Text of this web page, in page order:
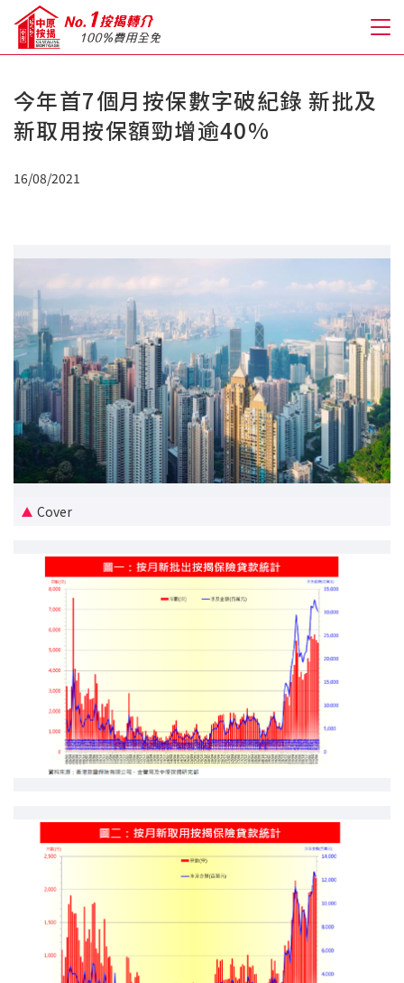
關於我們
免費開戶轉介服務
私人貸款
優惠禮遇
新盤優越按揭優惠
中原按揭標籤優惠
推薦齊齊友賞
按揭計算
轉按計算
置業預算
供款年期計算
下載中心
按揭全面睇
今年首7個月按保數字破紀錄 新批及
新取用按保額勁增逾40%
16/08/2021
Cover